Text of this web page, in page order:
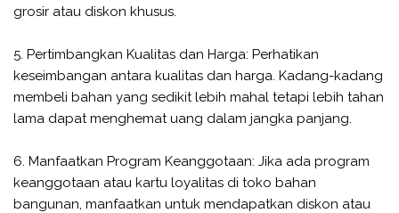
grosir atau diskon khusus.
5. Pertimbangkan Kualitas dan Harga: Perhatikan
keseimbangan antara kualitas dan harga. Kadang-kadang
membeli bahan yang sedikit lebih mahal tetapi lebih tahan
lama dapat menghemat uang dalam jangka panjang.
6. Manfaatkan Program Keanggotaan: Jika ada program
keanggotaan atau kartu loyalitas di toko bahan
bangunan, manfaatkan untuk mendapatkan diskon atau